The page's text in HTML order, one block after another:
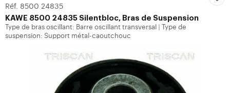
Réf. 8500 24835
KAWE 8500 24835 Silentbloc, Bras de Suspension
Type de bras oscillant: Barre oscillant transversal Type de
suspension: Support métal-caoutchouc